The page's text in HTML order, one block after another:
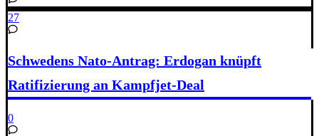
27
Schwedens Nato-Antrag: Erdogan knüpft
Ratifizierung an Kampfjet-Deal
0